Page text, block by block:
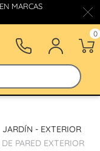
MARCAS
0
JARDÍN - EXTERIOR
PARED EXTERIOR